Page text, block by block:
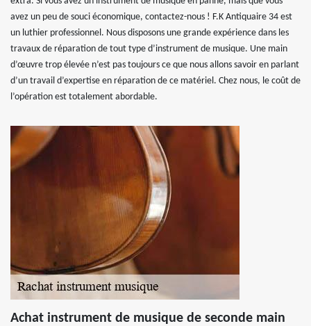
avez un peu de souci économique, contactez-nous ! F.K Antiquaire 34 est
un luthier professionnel. Nous disposons une grande expérience dans les
travaux de réparation de tout type d’instrument de musique. Une main
d’œuvre trop élevée n’est pas toujours ce que nous allons savoir en parlant
d’un travail d’expertise en réparation de ce matériel. Chez nous, le coût de
l’opération est totalement abordable.
Achat instrument de musique de seconde main